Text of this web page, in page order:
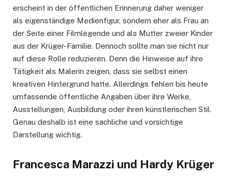
erscheint in der öffentlichen Erinnerung daher weniger
als eigenständige Medienfigur, sondern eher als Frau an
der Seite einer Filmlegende und als Mutter zweier Kinder
aus der Krüger-Familie. Dennoch sollte man sie nicht nur
auf diese Rolle reduzieren. Denn die Hinweise auf ihre
Tätigkeit als Malerin zeigen, dass sie selbst einen
kreativen Hintergrund hatte. Allerdings fehlen bis heute
umfassende öffentliche Angaben über ihre Werke,
Ausstellungen, Ausbildung oder ihren künstlerischen Stil.
Genau deshalb ist eine sachliche und vorsichtige
Darstellung wichtig.
Francesca Marazzi und Hardy Krüger